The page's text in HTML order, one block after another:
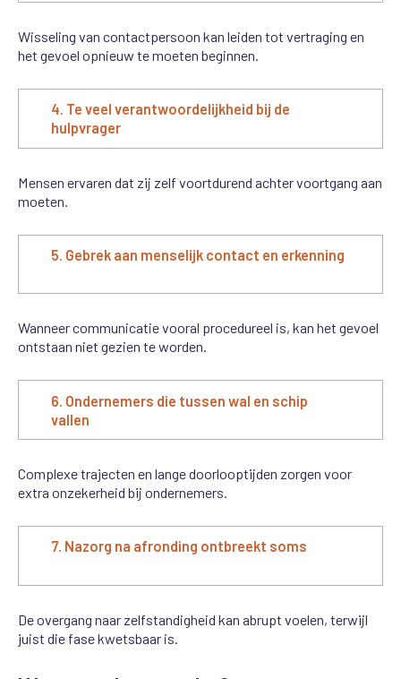
Wisseling van contactpersoon kan leiden tot vertraging en
het gevoel opnieuw te moeten beginnen.
4. Te veel verantwoordelijkheid bij de
hulpvrager
Mensen ervaren dat zij zelf voortdurend achter voortgang aan
moeten.
5. Gebrek aan menselijk contact en erkenning
Wanneer communicatie vooral procedureel is, kan het gevoel
ontstaan niet gezien te worden.
6. Ondernemers die tussen wal en schip
vallen
Complexe trajecten en lange doorlooptijden zorgen voor
extra onzekerheid bij ondernemers.
7. Nazorg na afronding ontbreekt soms
De overgang naar zelfstandigheid kan abrupt voelen, terwijl
juist die fase kwetsbaar is.